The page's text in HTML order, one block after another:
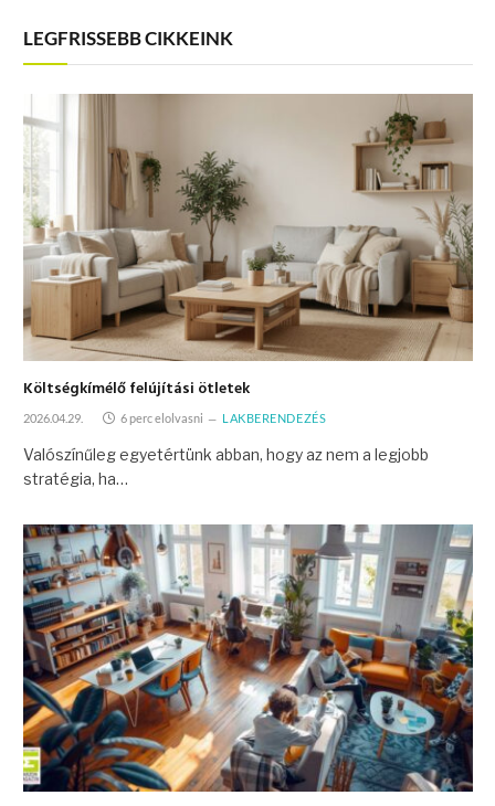
LEGFRISSEBB CIKKEINK
Költségkímélő felújítási ötletek
2026.04.29. 6 perc elolvasni LAKBERENDEZÉS
Valószínűleg egyetértünk abban, hogy az nem a legjobb
stratégia, ha…